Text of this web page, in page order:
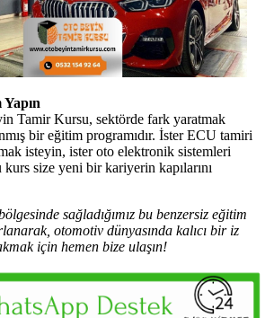
Yapın
Tamir Kursu, sektörde fark yaratmak
bir eğitim programıdır. İster ECU tamiri
isteyin, ister oto elektronik sistemleri
size yeni bir kariyerin kapılarını
sağladığımız bu benzersiz eğitim
otomotiv dünyasında kalıcı bir iz
için hemen bize ulaşın!